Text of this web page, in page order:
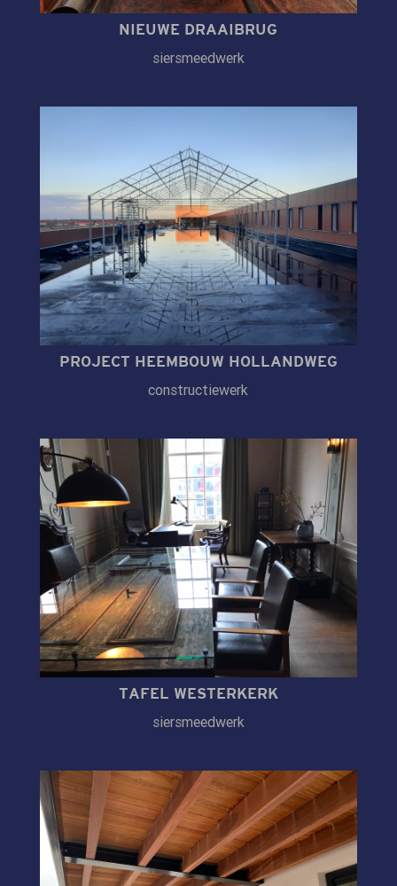
NIEUWE DRAAIBRUG
siersmeedwerk
PROJECT HEEMBOUW HOLLANDWEG
constructiewerk
TAFEL WESTERKERK
siersmeedwerk